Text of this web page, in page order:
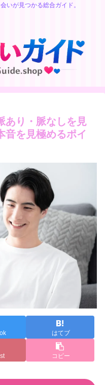
いが見つかる総合ガイド。
あり・脈なしを見
音を見極めるポイ
はてブ
コピー